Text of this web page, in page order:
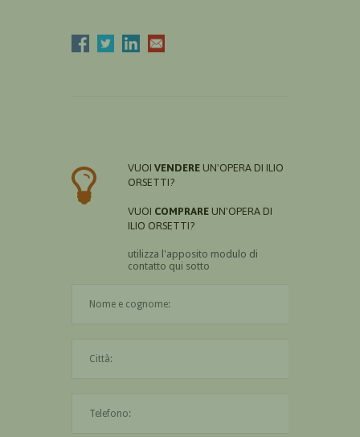
VUOI VENDERE UN'OPERA DI ILIO
ORSETTI?
VUOI COMPRARE UN'OPERA DI
ILIO ORSETTI?
utilizza l'apposito modulo di
contatto qui sotto